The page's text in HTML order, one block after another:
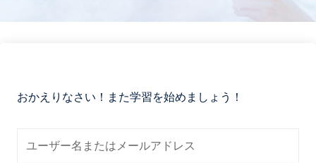
おかえりなさい！また学習を始めましょう！